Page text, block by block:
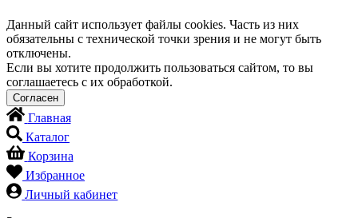
Данный сайт использует файлы cookies. Часть из них
обязательны с технической точки зрения и не могут быть
отключены.
Если вы хотите продолжить пользоваться сайтом, то вы
соглашаетесь с их обработкой.
Главная
Каталог
Корзина
Избранное
Личный кабинет